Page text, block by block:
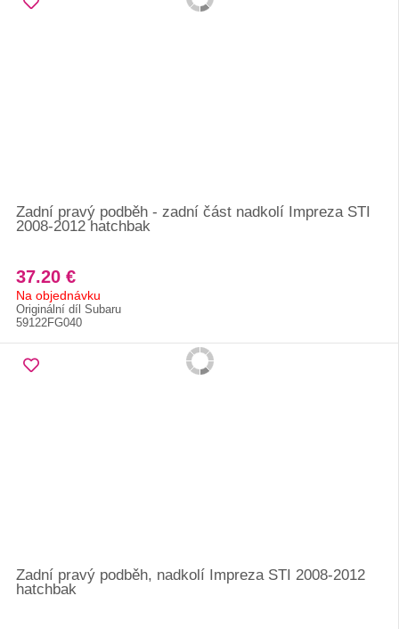
Zadní pravý podběh - zadní část nadkolí Impreza STI
2008-2012 hatchbak
37.20 €
Na objednávku
Originální díl Subaru
59122FG040
Zadní pravý podběh, nadkolí Impreza STI 2008-2012
hatchbak